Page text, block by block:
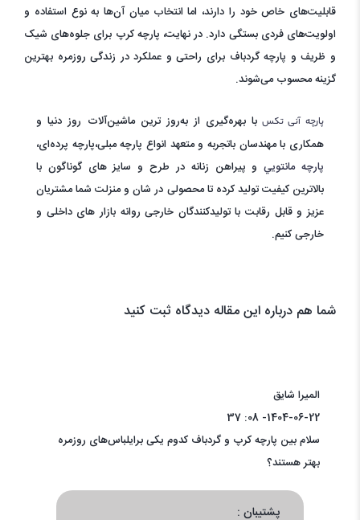
قابلیت‌های خاص خود را دارند، اما انتخاب میان آن‌ها به نوع استفاده و
اولویت‌های فردی بستگی دارد. در نهایت، پارچه کرپ برای جلوه‌های شیک
و ظریف و پارچه گردباف برای راحتی و عملکرد در زندگی روزمره بهترین
گزینه محسوب می‌شوند.
پارچه آنی تکس با بهره‌گیری از به‌روز ترین ماشین‌آلات روز دنیا و
همکاری با مهندسان باتجربه و متعهد انواع پارچه مبلی،پارچه پرده‌ای،
پارچه مانتوييو پيراهن زنانه در طرح و سایز های گوناگون با
بالاترین کیفیت تولید کرده تا محصولی در شان و منزلت شما مشتریان
عزیز و قابل رقابت با تولیدکنندگان خارجی روانه بازار های داخلی و
خارجی کنیم.
شما هم درباره این مقاله دیدگاه ثبت کنید
المیرا شایق
1404-06-22- 08: 37
سلام بین پارچه کرپ و گردباف کدوم‌ یکی برایلباس‌های روزمره
بهتر هستند؟
پشتیبان :